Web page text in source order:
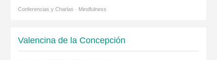
Conferencias y Charlas · Mindfulness
Valencina de la Concepción